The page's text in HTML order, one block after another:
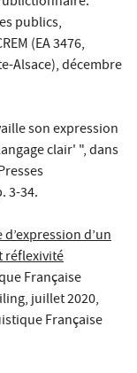
publics,
(EA 3476,
Alsace), décembre
son expression
clair' ", dans
3-34.
d’un
réflexivité
Française
juillet 2020,
Française